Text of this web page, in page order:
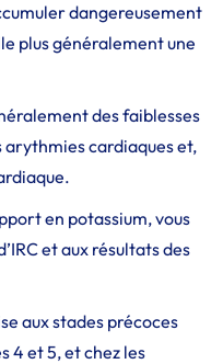
dangereusement
plus généralement une
des faiblesses
arythmies cardiaques et,
en potassium, vous
et aux résultats des
aux stades précoces
4 et 5, et chez les